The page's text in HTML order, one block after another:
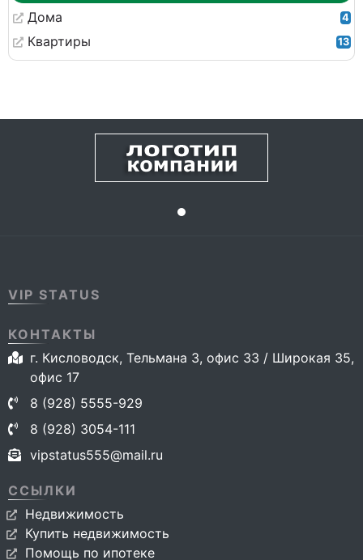
Дома 4
Квартиры 13
VIP STATUS
КОНТАКТЫ
г. Кисловодск, Тельмана 3, офис 33 / Широкая 35,
офис 17
8 (928) 5555-929
8 (928) 3054-111
vipstatus555@mail.ru
ССЫЛКИ
Недвижимость
Купить недвижимость
Помощь по ипотеке